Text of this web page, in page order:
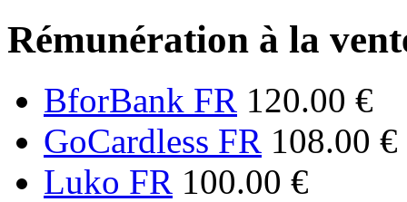
Rémunération à la
BforBank FR 120.00 €
GoCardless FR 108.00 €
Luko FR 100.00 €